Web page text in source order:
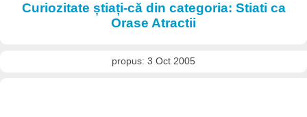
Curiozitate știați-că din categoria: Stiati ca
Orase Atractii
propus: 3 Oct 2005